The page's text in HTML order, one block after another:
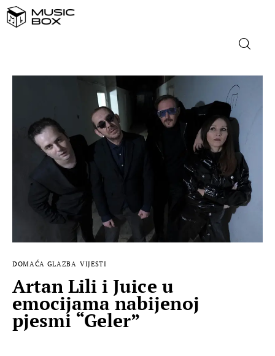
NASLOVNICA
DOMAĆA GLAZBA
STRANA GLAZBA
FILM
MUSIC BOX
DOMAĆA GLAZBA VIJESTI
Artan Lili i Juice u
emocijama nabijenoj
pjesmi “Geler”